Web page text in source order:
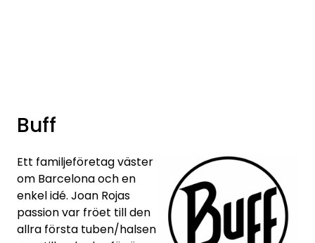
Buff
Ett familjeföretag väster
om Barcelona och en
enkel idé. Joan Rojas
passion var fröet till den
allra första tuben/halsen
Mediaportalen